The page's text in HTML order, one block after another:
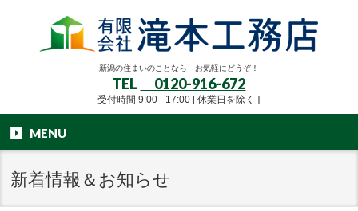
新潟の住まいのことなら お気軽にどうぞ！
TEL 0120-916-672
受付時間 9:00 - 17:00 [ 休業日を除く ]
MENU
新着情報＆お知らせ